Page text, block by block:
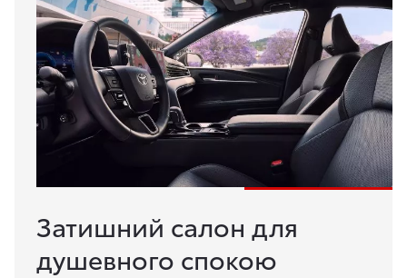
Затишний салон для
душевного спокою